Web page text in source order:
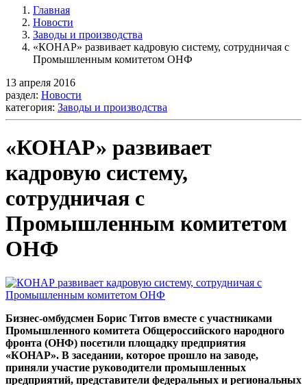
Главная
Новости
Заводы и производства
«КОНАР» развивает кадровую систему, сотрудничая с
Промышленным комитетом ОНФ
13 апреля 2016
раздел: Новости
категория: Заводы и производства
«КОНАР» развивает
кадровую систему,
сотрудничая с
Промышленным комитетом
ОНФ
Бизнес-омбудсмен Борис Титов вместе с участниками
Промышленного комитета Общероссийского народного
фронта (ОНФ) посетили площадку предприятия
«КОНАР». В заседании, которое прошло на заводе,
приняли участие руководители промышленных
предприятий, представители федеральных и региональных